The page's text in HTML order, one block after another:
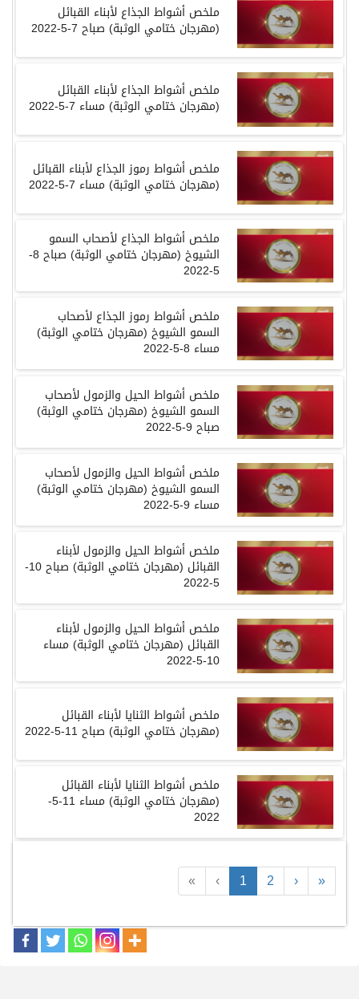
« ‹ 1 2 › »
ملخص أشواط الجذاع لأبناء القبائل
(مهرجان ختامي الوثبة)صباح 7-5-2022
ملخص أشواط الجذاع لأبناء القبائل
(مهرجان ختامي الوثبة)مساء 7-5-2022
ملخص أشواط رموز الجذاع لأبناء القبائل
(مهرجان ختامي الوثبة)مساء 7-5-2022
ملخص أشواط الجذاع لأصحاب السمو
الشيوخ (مهرجان ختامي الوثبة)صباح 8-
5-2022
ملخص أشواط رموز الجذاع لأصحاب
السمو الشيوخ (مهرجان ختامي الوثبة)
مساء 8-5-2022
ملخص أشواط الحيل والزمول لأصحاب
السمو الشيوخ (مهرجان ختامي الوثبة)
صباح9-5-2022
ملخص أشواط الحيل والزمول لأصحاب
السمو الشيوخ (مهرجان ختامي الوثبة)
مساء 9-5-2022
ملخص أشواط الحيل والزمول لأبناء
القبائل (مهرجان ختامي الوثبة)صباح 10-
5-2022
ملخص أشواط الحيل والزمول لأبناء
القبائل (مهرجان ختامي الوثبة)مساء
10-5-2022
ملخص أشواط الثنايا لأبناء القبائل
(مهرجان ختامي الوثبة)صباح11-5-2022
ملخص أشواط الثنايا لأبناء القبائل
(مهرجان ختامي الوثبة)مساء 11-5-
2022